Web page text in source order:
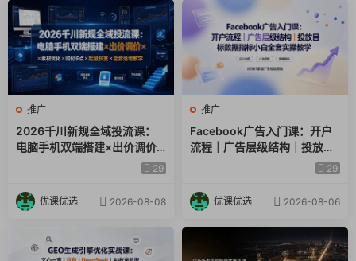
│ │ │ 02-订阅模块设置.mp4
│ │ │ 02-订阅模块设置.pdf
│ │ │ 03-审阅设备订阅.mp4
│ │ │ 03-审阅设备订阅.pdf
│ │ │ 04-多地点管理.mp4
│ │ │ 04-多地点管理.pdf
│ │ │ 05-设备设置与管理.mp4
│ │ │ 05-设备设置与管理.pdf
│ │ │ 06-销售与管理设备.mp4
│ │ │ 06-销售与管理设备.pdf
│ │ │ 07-成交的三个简单选项.mp4
│ │ │ 07-成交的三个简单选项.pdf
│ │ │ 08-远程成交的三个简单策略.mp4
推广
2026千川新规全域投流课：
电脑手机双端搭建×出价调价×
素材优化×赔付卡点×起量权重
29
优课优选 2026-08-08
推广
Facebook广告入门课：开户
流程｜广告层级结构｜投放目
标数据指标小白全套实操教学
29
优课优选 2026-08-06